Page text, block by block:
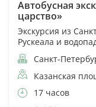
Автобусная
царство»
Экскурсия из
Рускеала и
Санкт-
Казанская
17 часов